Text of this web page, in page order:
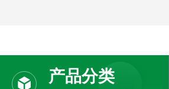
产品分类